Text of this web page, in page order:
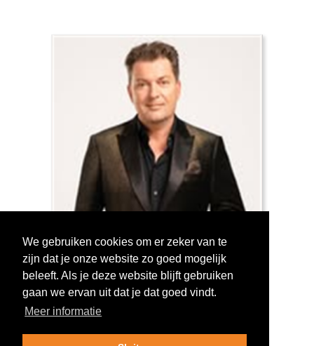
Log in om te stemmen!
We gebruiken cookies om er zeker van te
zijn dat je onze website zo goed mogelijk
beleeft. Als je deze website blijft gebruiken
gaan we ervan uit dat je dat goed vindt.
Meer informatie